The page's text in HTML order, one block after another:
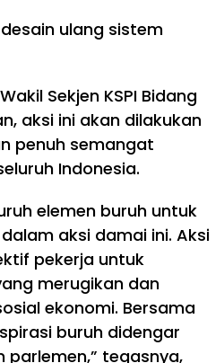
desain ulang sistem
Sekjen KSPI Bidang
aksi ini akan dilakukan
penuh semangat
Indonesia.
elemen buruh untuk
aksi damai ini. Aksi
pekerja untuk
merugikan dan
ekonomi. Bersama
buruh didengar
parlemen,” tegasnya,